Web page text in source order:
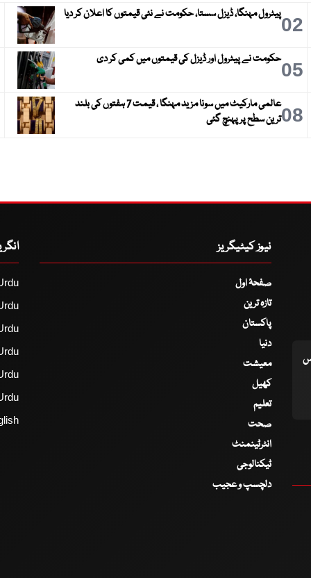
02پیٹرول مہنگا، ڈیزل سستا، حکومت نے نئی قیمتوں کا اعلان کر دیا
05حکومت نے پیٹرول اور ڈیزل کی قیمتوں میں کمی کر دی
08
عالمی مارکیٹ میں سونا مزید مہنگا ، قیمت 7 ہفتوں کی بلند
ترین سطح پر پہنچ گئی
نیوز کیٹیگریز
صفحۂ اول
تازہ ترین
پاکستان
دنیا
معیشت
کھیل
تعلیم
صحت
انٹرٹینمنٹ
ٹیکنالوجی
دلچسپ و عجیب